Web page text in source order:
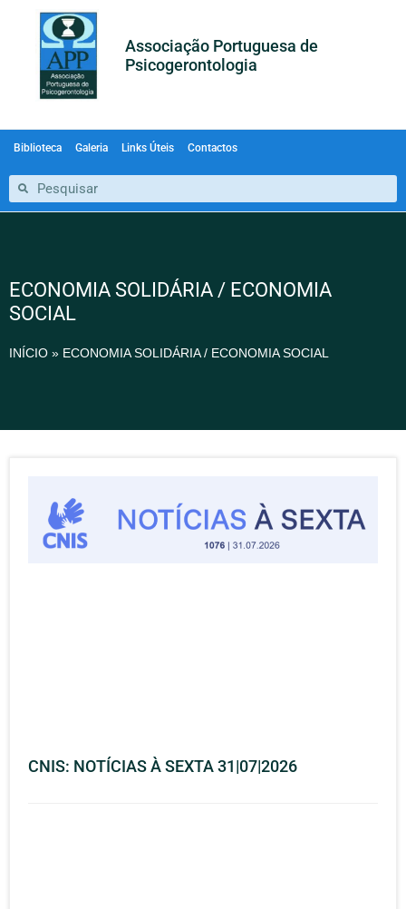
Associação Portuguesa de
Psicogerontologia
Biblioteca Galeria Links Úteis Contactos
ECONOMIA SOLIDÁRIA / ECONOMIA
SOCIAL
INÍCIO » ECONOMIA SOLIDÁRIA / ECONOMIA SOCIAL
CNIS: NOTÍCIAS À SEXTA 31|07|2026